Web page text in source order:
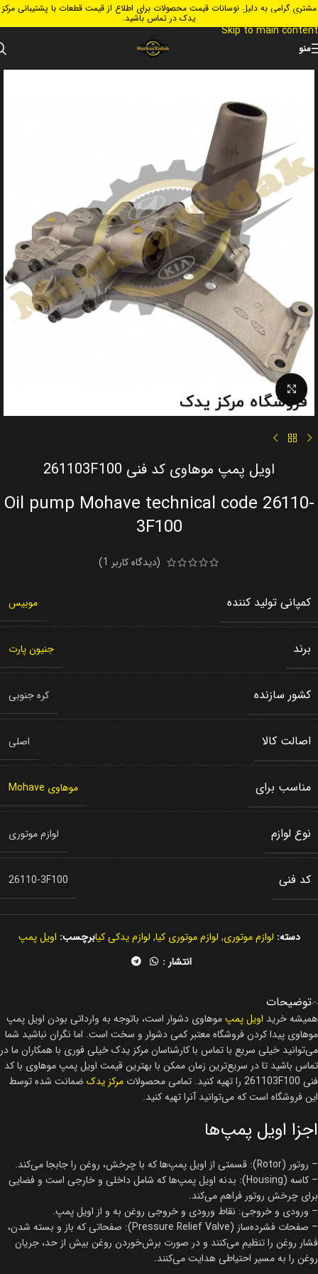
Skip to navigation
Skip to main content
مشتری گرامی به دلیل نوسانات قیمت محصولات برای اطلاع از قیمت قطعات با پشتیبانی مرکز
یدک در تماس باشید.
منو
Click to enlarge
اویل پمپ موهاوی کد فنی 261103F100
Oil pump Mohave technical code 26110-
3F100
(دیدگاه کاربر 1
)
کمپانی تولید کننده موبیس
برند جنیون پارت
کشور سازنده کره جنوبی
اصالت کالا اصلی
مناسب برای موهاوی Mohave
نوع لوازم لوازم موتوری
کد فنی 26110-3F100
دسته: لوازم موتوری, لوازم موتوری کیا, لوازم یدکی کیابرچسب: اویل پمپ
انتشار :
توضیحات
همیشه خرید اویل پمپموهاوی دشوار است، باتوجه به وارداتی بودن اویل پمپ
موهاوی پیدا کردن فروشگاه معتبر کمی دشوار و سخت است. اما نگران نباشید شما
می‌توانید خیلی سریع با تماس با کارشناسان مرکز یدک خیلی فوری با همکاران ما در
تماس باشید تا در سریع‌ترین زمان ممکن با بهترین قیمت اویل پمپ موهاوی با کد
فنی 261103F100 را تهیه کنید. تمامی محصولات
مرکز یدک ضمانت شده توسط
این فروشگاه است که می‌توانید آنرا تهیه کنید.
اجزا اویل پمپ‌ها
– روتور (Rotor): قسمتی از اویل پمپ‌ها که با چرخش، روغن را جابجا می‌کند.
– کاسه (Housing): بدنه اویل پمپ‌ها که شامل داخلی و خارجی است و فضایی
برای چرخش روتور فراهم می‌کند.
– ورودی و خروجی: نقاط ورودی و خروجی روغن به و از اویل پمپ.
– صفحات فشرده‌ساز (Pressure Relief Valve): صفحاتی که باز و بسته شدن،
فشار روغن را تنظیم می‌کنند و در صورت برش‌خوردن روغن بیش از حد، جریان
روغن را به مسیر احتیاطی هدایت می‌کنند.